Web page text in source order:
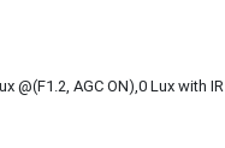
@(F1.2, AGC ON),0 Lux with IR